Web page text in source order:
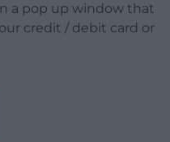
a pop up window that
credit / debit card or